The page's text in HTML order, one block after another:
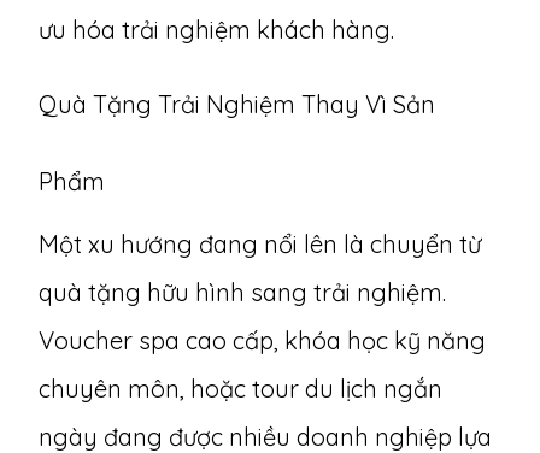
ưu hóa trải nghiệm khách hàng.
Quà Tặng Trải Nghiệm Thay Vì Sản
Phẩm
Một xu hướng đang nổi lên là chuyển từ
quà tặng hữu hình sang trải nghiệm.
Voucher spa cao cấp, khóa học kỹ năng
chuyên môn, hoặc tour du lịch ngắn
ngày đang được nhiều doanh nghiệp lựa